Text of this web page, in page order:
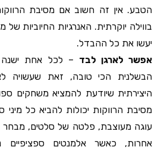
הטבע. אין זה חשוב אם מסיבת
בווילה יוקרתית. האנרגיות החיוביות
יעשו את כל ההבדל.
אפשר לארגן לבד – לכל אחת
הבשלנית הכי טובה, זאת שעשויה
היצירתית שיודעת להמציא משחקים
מסיבת הרווקות יכולות להביא כל
עוגה מעוצבת, פלטה של סלטים, מבחר
אחרות, כאשר אלמנטים ספציפיים